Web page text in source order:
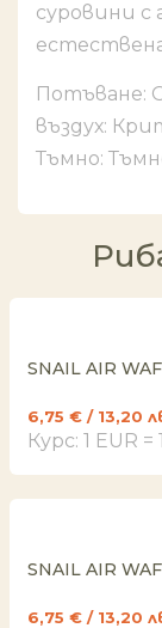
суровини с
Потъване:
въздух:
Тъмно:
SNAIL AIR
6,75 € / 13,20
Курс: 1 EUR =
SNAIL AIR
6,75 € / 13,20